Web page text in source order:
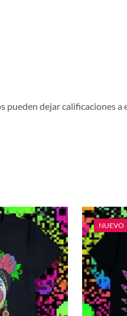
pueden dejar calificaciones a
NUEVO